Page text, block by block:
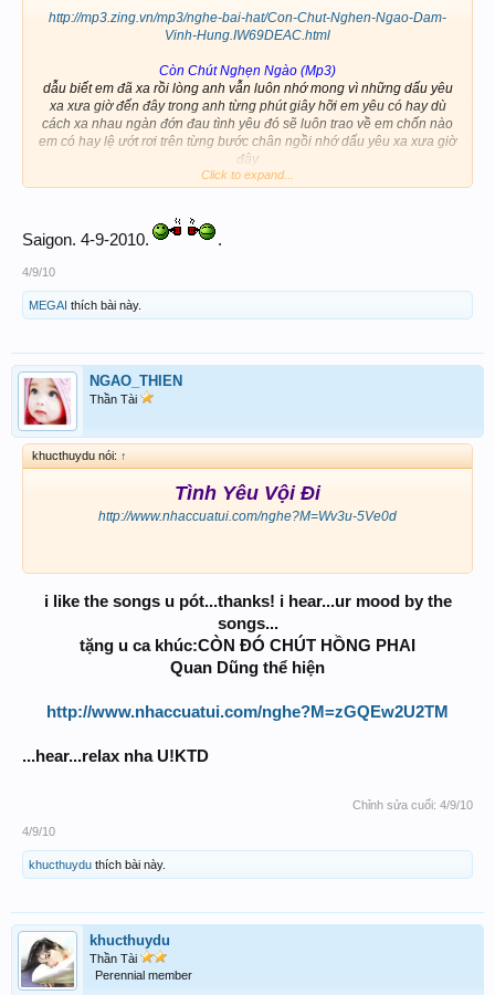
http://mp3.zing.vn/mp3/nghe-bai-hat/Con-Chut-Nghen-Ngao-Dam-
Vinh-Hung.IW69DEAC.html
Còn Chút Nghẹn Ngào (Mp3)
dẫu biết em đã xa rồi lòng anh vẫn luôn nhớ mong vì những dấu yêu
xa xưa giờ đến đây trong anh từng phút giây hỡi em yêu có hay dù
cách xa nhau ngàn đớn đau tình yêu đó sẽ luôn trao về em chốn nào
em có hay lệ ướt rơi trên từng bước chân ngồi nhớ dấu yêu xa xưa giờ
đây
Click to expand...
Saigon. 4-9-2010. .
4/9/10
MEGAI thích bài này.
NGAO_THIEN
Thần Tài
khucthuydu nói: ↑
Tình Yêu Vội Đi
http://www.nhaccuatui.com/nghe?M=Wv3u-5Ve0d
i like the songs u pót...thanks! i hear...ur mood by the
songs...
tặng u ca khúc:CÒN ĐÓ CHÚT HỒNG PHAI
Quan Dũng thể hiện
http://www.nhaccuatui.com/nghe?M=zGQEw2U2TM
...hear...relax nha U!KTD
Chỉnh sửa cuối: 4/9/10
4/9/10
khucthuydu thích bài này.
khucthuydu
Thần Tài
Perennial member